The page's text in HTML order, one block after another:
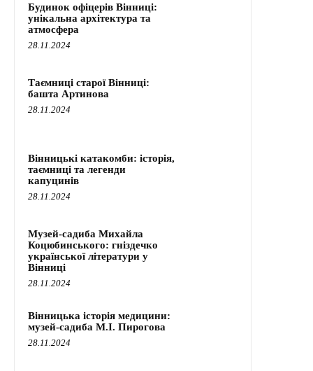
Будинок офіцерів Вінниці:
унікальна архітектура та
атмосфера
28.11.2024
Таємниці старої Вінниці:
башта Артинова
28.11.2024
Вінницькі катакомби: історія,
таємниці та легенди
капуцинів
28.11.2024
Музей-садиба Михайла
Коцюбинського: гніздечко
української літератури у
Вінниці
28.11.2024
Вінницька історія медицини:
музей-садиба М.І. Пирогова
28.11.2024